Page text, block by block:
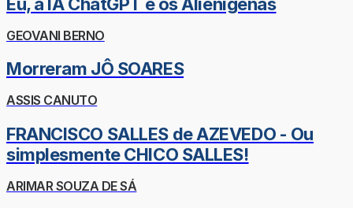
GEOVANI BERNO
Morreram JÔ SOARES
ASSIS CANUTO
FRANCISCO SALLES de AZEVEDO - Ou
simplesmente CHICO SALLES!
ARIMAR SOUZA DE SÁ